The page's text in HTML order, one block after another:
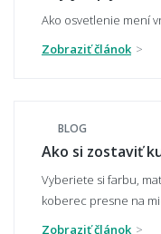
🧼 Čistenie a údržba
Ako vyčistiť
Ako osvetlenie mení
Zobraziť článok
BLOG
Ako si zostaviť
Vyberiete si farbu,
koberec presne na
Zobraziť článok